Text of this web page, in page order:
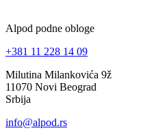
Alpod podne obloge
+381 11 228 14 09
Milutina Milankovića 9ž
11070 Novi Beograd
Srbija
info@alpod.rs